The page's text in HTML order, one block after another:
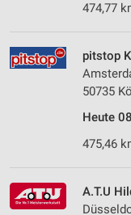
474,77
pitstop
50735
Heute
475,46
A.T.U
Erstellung von
Verwendung von
personalisierter
Messung der
Kombinationen von
Quellen